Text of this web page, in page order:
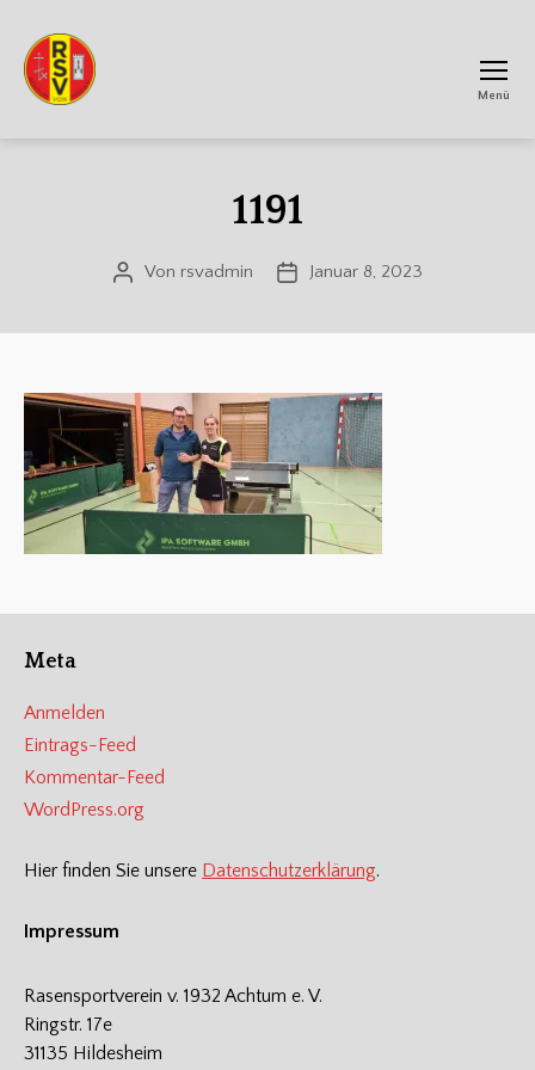
Menü
1191
Beitragsautor
Von rsvadmin Veröffentlichungsdatum
Januar 8, 2023
Meta
Anmelden
Eintrags-Feed
Kommentar-Feed
WordPress.org
Hier finden Sie unsere Datenschutzerklärung.
Impressum
Rasensportverein v. 1932 Achtum e. V.
Ringstr. 17e
31135 Hildesheim